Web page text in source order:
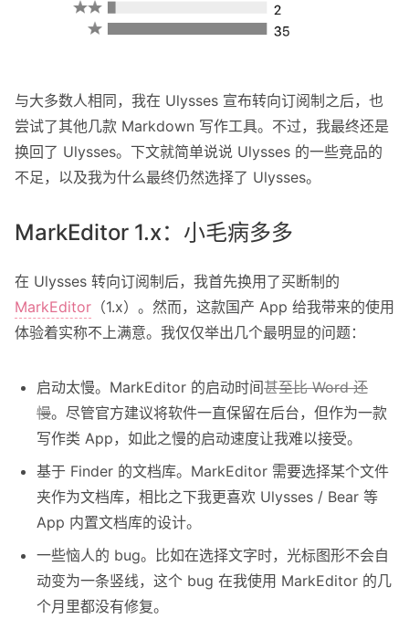
与大多数人相同，我在 Ulysses 宣布转向订阅制之后，也
尝试了其他几款 Markdown 写作工具。不过，我最终还是
换回了 Ulysses。下文就简单说说 Ulysses 的一些竞品的
不足，以及我为什么最终仍然选择了 Ulysses。
MarkEditor 1.x：小毛病多多
在 Ulysses 转向订阅制后，我首先换用了买断制的
MarkEditor （1.x）。然而，这款国产 App 给我带来的使用
体验着实称不上满意。我仅仅举出几个最明显的问题：
启动太慢。MarkEditor 的启动时间甚至比 Word 还
慢。尽管官方建议将软件一直保留在后台，但作为一款
写作类 App，如此之慢的启动速度让我难以接受。
基于 Finder 的文档库。MarkEditor 需要选择某个文件
夹作为文档库，相比之下我更喜欢 Ulysses / Bear 等
App 内置文档库的设计。
一些恼人的 bug。比如在选择文字时，光标图形不会自
动变为一条竖线，这个 bug 在我使用 MarkEditor 的几
个月里都没有修复。